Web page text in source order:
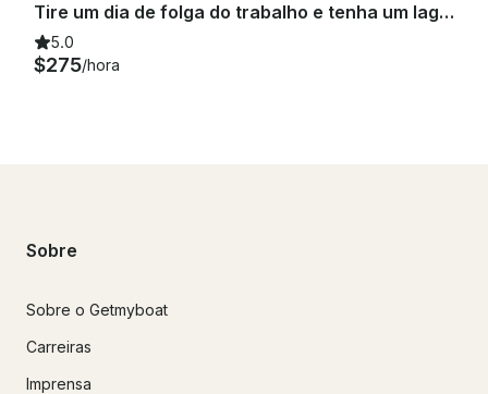
Tire um dia de folga do trabalho e tenha um lago só para você com o Centurion Ri245 Wakeboat
5.0
$275/hora
Sobre
Sobre o Getmyboat
Carreiras
Imprensa